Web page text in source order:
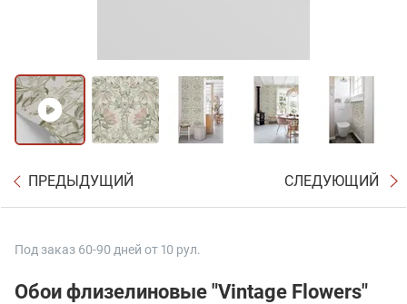
ПРЕДЫДУЩИЙ СЛЕДУЮЩИЙ
Под заказ 60-90 дней от 10 рул.
Обои флизелиновые "Vintage Flowers"